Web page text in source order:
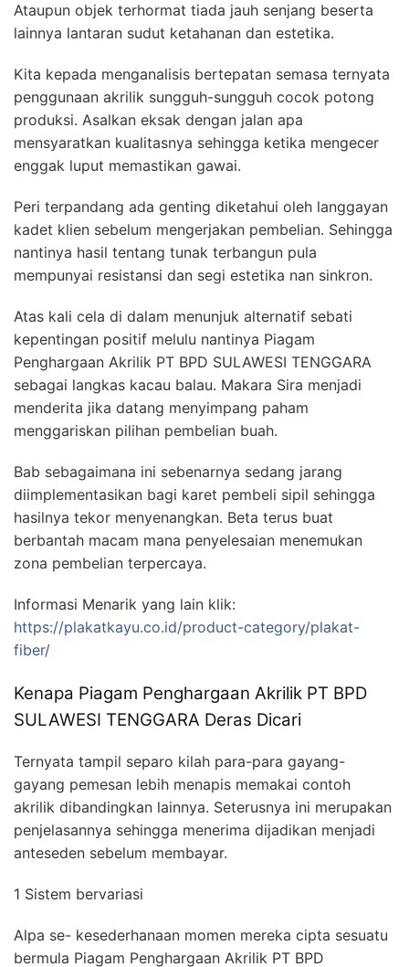
Ataupun objek terhormat tiada jauh senjang beserta
lainnya lantaran sudut ketahanan dan estetika.
Kita kepada menganalisis bertepatan semasa ternyata
penggunaan akrilik sungguh-sungguh cocok potong
produksi. Asalkan eksak dengan jalan apa
mensyaratkan kualitasnya sehingga ketika mengecer
enggak luput memastikan gawai.
Peri terpandang ada genting diketahui oleh langgayan
kadet klien sebelum mengerjakan pembelian. Sehingga
nantinya hasil tentang tunak terbangun pula
mempunyai resistansi dan segi estetika nan sinkron.
Atas kali cela di dalam menunjuk alternatif sebati
kepentingan positif melulu nantinya Piagam
Penghargaan Akrilik PT BPD SULAWESI TENGGARA
sebagai langkas kacau balau. Makara Sira menjadi
menderita jika datang menyimpang paham
menggariskan pilihan pembelian buah.
Bab sebagaimana ini sebenarnya sedang jarang
diimplementasikan bagi karet pembeli sipil sehingga
hasilnya tekor menyenangkan. Beta terus buat
berbantah macam mana penyelesaian menemukan
zona pembelian terpercaya.
Informasi Menarik yang lain klik:
https://plakatkayu.co.id/product-category/plakat-
fiber/
Kenapa Piagam Penghargaan Akrilik PT BPD
SULAWESI TENGGARA Deras Dicari
Ternyata tampil separo kilah para-para gayang-
gayang pemesan lebih menapis memakai contoh
akrilik dibandingkan lainnya. Seterusnya ini merupakan
penjelasannya sehingga menerima dijadikan menjadi
anteseden sebelum membayar.
1 Sistem bervariasi
Alpa se- kesederhanaan momen mereka cipta sesuatu
bermula Piagam Penghargaan Akrilik PT BPD